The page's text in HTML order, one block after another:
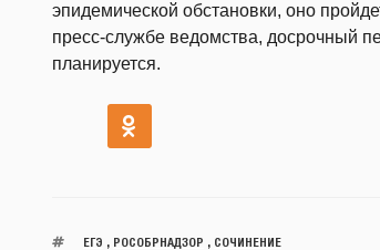
эпидемической обстановки, оно
пресс-службе ведомства, досрочный
планируется.
ЕГЭ , РОСОБРНАДЗОР , СОЧИНЕНИЕ